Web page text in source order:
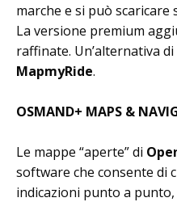
marche e si può scaricare
La versione premium
raffinate. Un’alternativa
MapmyRide.
OSMAND+ MAPS &
Le mappe “aperte” di
software che consente di
indicazioni punto a